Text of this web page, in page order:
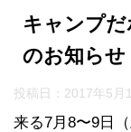
キャンプ
のお知らせ
投稿日： 2017年5月
来る7月8〜9日